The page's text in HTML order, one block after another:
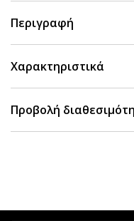
Περιγραφή
Χαρακτηριστικά
Προβολή